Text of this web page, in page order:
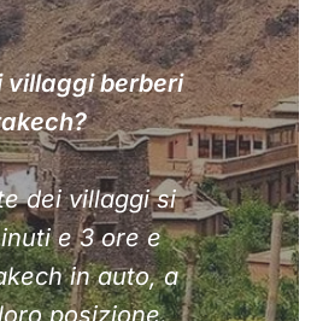
villaggi berberi
dei villaggi si
e 3 ore e
in auto, a
posizione.